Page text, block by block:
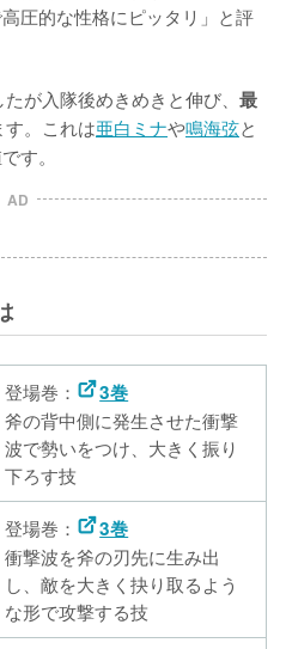
圧的な性格にピッタリ」と評
が入隊後めきめきと伸び、 最
す。これは亜白ミナや鳴海弦と
す。
AD
登場巻：
3巻
斧の背中側に発生させた衝撃
波で勢いをつけ、大きく振り
下ろす技
登場巻：
3巻
衝撃波を斧の刃先に生み出
し、敵を大きく抉り取るよう
な形で攻撃する技